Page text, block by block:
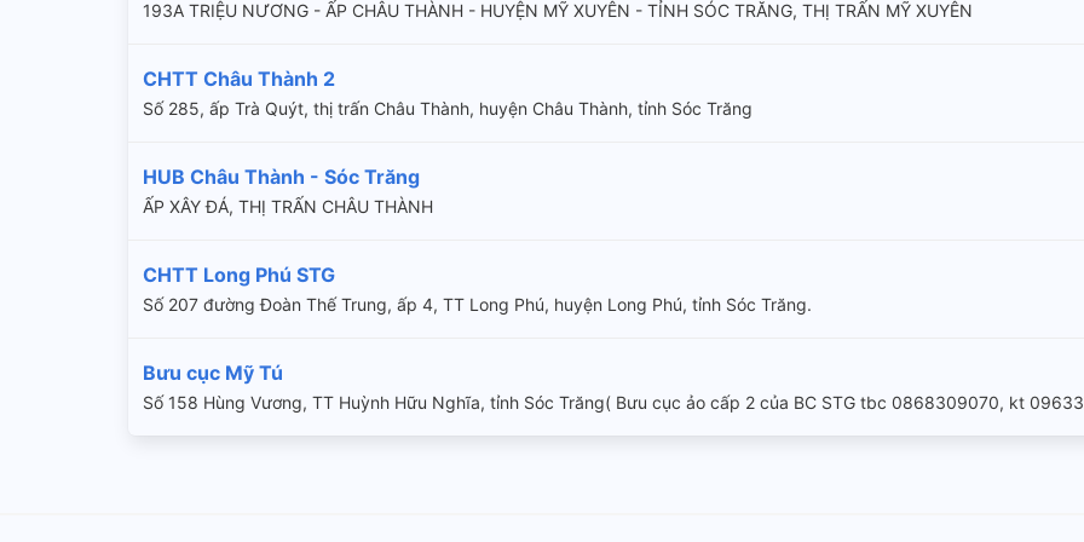
193A TRIỆU NƯƠNG - ẤP CHÂU THÀNH - HUYỆN MỸ XUYÊN - TỈNH SÓC TRĂNG, THỊ TRẤN MỸ XUYÊN
CHTT Châu Thành 2
Số 285, ấp Trà Quýt, thị trấn Châu Thành, huyện Châu Thành, tỉnh Sóc Trăng
HUB Châu Thành - Sóc Trăng
ẤP XÂY ĐÁ, THỊ TRẤN CHÂU THÀNH
CHTT Long Phú STG
Số 207 đường Đoàn Thế Trung, ấp 4, TT Long Phú, huyện Long Phú, tỉnh Sóc Trăng.
Bưu cục Mỹ Tú
Số 158 Hùng Vương, TT Huỳnh Hữu Nghĩa, tỉnh Sóc Trăng( Bưu cục ảo cấp 2 của BC STG tbc 0868309070, kt